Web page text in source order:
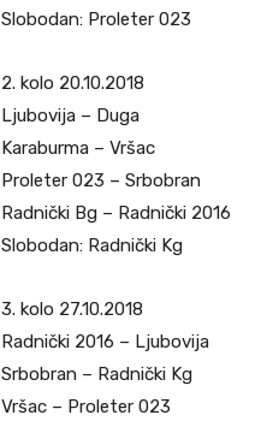
Slobodan: Proleter 023
2. kolo 20.10.2018
Ljubovija – Duga
Karaburma – Vršac
Proleter 023 – Srbobran
Radnički Bg – Radnički 2016
Slobodan: Radnički Kg
3. kolo 27.10.2018
Radnički 2016 – Ljubovija
Srbobran – Radnički Kg
Vršac – Proleter 023